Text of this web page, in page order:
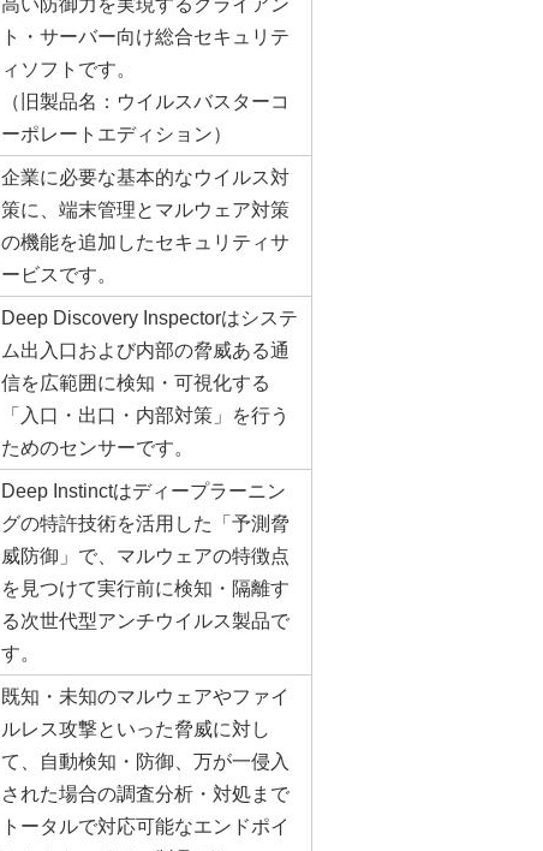
高い防御力を実現するクライアン
ト・サーバー向け総合セキュリテ
ィソフトです。
（旧製品名：ウイルスバスターコ
ーポレートエディション）
企業に必要な基本的なウイルス対
策に、端末管理とマルウェア対策
の機能を追加したセキュリティサ
ービスです。
Deep Discovery Inspectorはシステ
ム出入口および内部の脅威ある通
信を広範囲に検知・可視化する
「入口・出口・内部対策」を行う
ためのセンサーです。
Deep Instinctはディープラーニン
グの特許技術を活用した「予測脅
威防御」で、マルウェアの特徴点
を見つけて実行前に検知・隔離す
る次世代型アンチウイルス製品で
す。
既知・未知のマルウェアやファイ
ルレス攻撃といった脅威に対し
て、自動検知・防御、万が一侵入
された場合の調査分析・対処まで
トータルで対応可能なエンドポイ